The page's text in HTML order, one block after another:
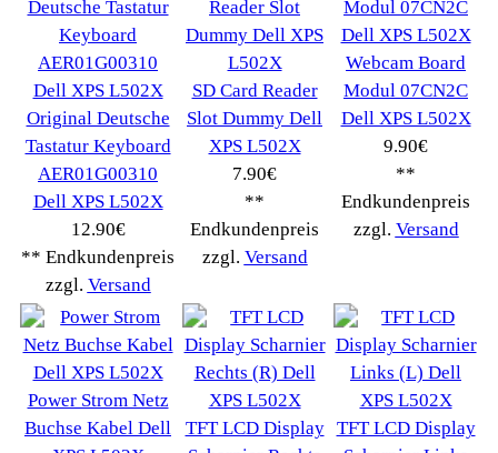
Widerrufsrecht
RMA & Service
Anteile
Winpoints
Kunden Werben
FAQ Hilfe
Bewerbungen
Affiliates
Login
Information
FAQ
Copyright © 2026Myeparts Handel Shop
Ersatzteile Gebrauchte Geldverdienen
Powered by
osCommerce